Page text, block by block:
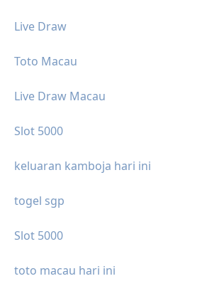
Live Draw
Toto Macau
Live Draw Macau
Slot 5000
keluaran kamboja hari ini
togel sgp
Slot 5000
toto macau hari ini